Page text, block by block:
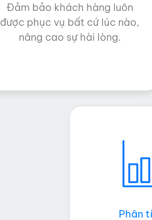
Đảm bảo khách hàng luôn
được phục vụ bất cứ lúc nào,
nâng cao sự hài lòng.
Phân